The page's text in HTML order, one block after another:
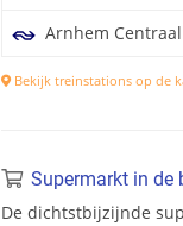
Arnhem Centraal
Bekijk treinstations op de
Supermarkt in de
De dichtstbijzijnde